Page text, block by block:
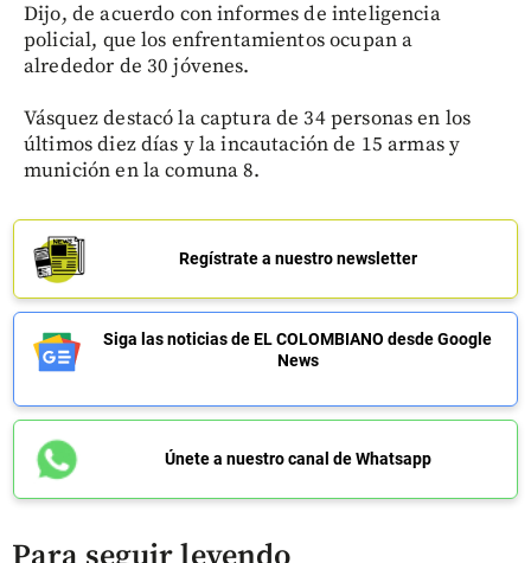
Dijo, de acuerdo con informes de inteligencia
policial, que los enfrentamientos ocupan a
alrededor de 30 jóvenes.
Vásquez destacó la captura de 34 personas en los
últimos diez días y la incautación de 15 armas y
munición en la comuna 8.
Regístrate a nuestro newsletter
Siga las noticias de EL COLOMBIANO desde Google
News
Únete a nuestro canal de Whatsapp